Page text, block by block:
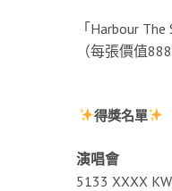
「Harbour
（每張價值888
得獎名單
演唱會
5133 XXXX